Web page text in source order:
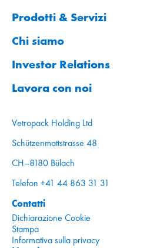
Prodotti & Servizi
Chi siamo
Investor Relations
Lavora con noi
Vetropack Holding Ltd
Schützenmattstrasse 48
CH–8180 Bülach
Telefon +41 44 863 31 31
Contatti
Dichiarazione Cookie
Stampa
Informativa sulla privacy